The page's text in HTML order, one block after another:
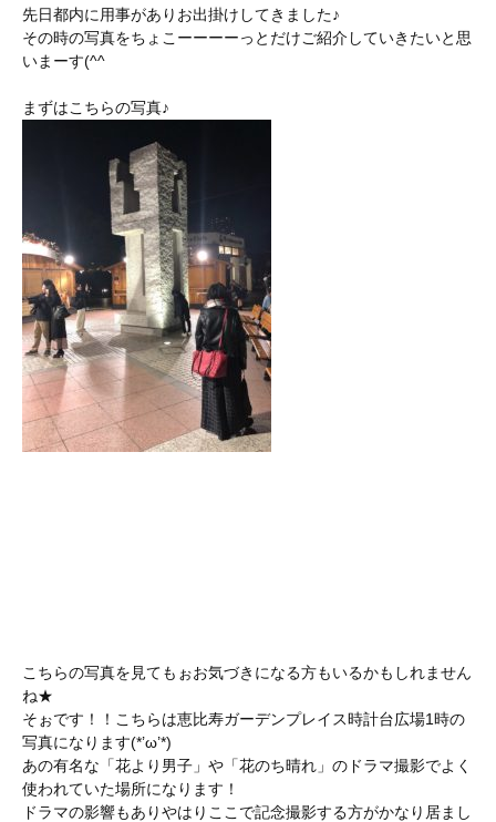
先日都内に用事がありお出掛けしてきました♪
その時の写真をちょこーーーーっとだけご紹介していきたいと思
いまーす(^^ゞ
まずはこちらの写真♪
こちらの写真を見てもぉお気づきになる方もいるかもしれません
ね★
そぉです！！こちらは恵比寿ガーデンプレイス時計台広場1時の
写真になります(*’ω’*)
あの有名な「花より男子」や「花のち晴れ」のドラマ撮影でよく
使われていた場所になります！
ドラマの影響もありやはりここで記念撮影する方がかなり居まし